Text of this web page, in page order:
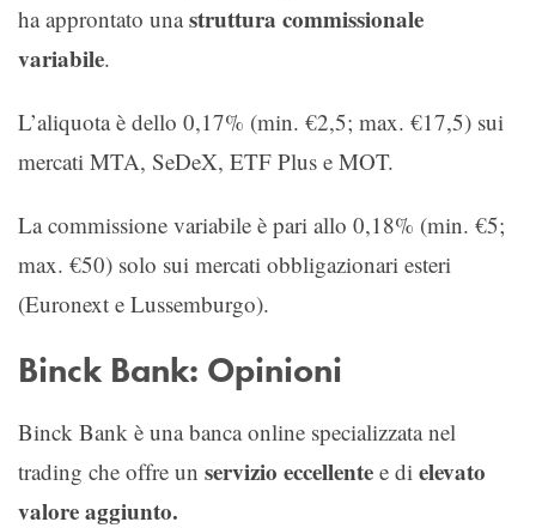
ha approntato unastruttura commissionale
variabile.
L’aliquota è dello 0,17% (min. €2,5; max. €17,5) sui
mercati MTA, SeDeX, ETF Plus e MOT.
La commissione variabile è pari allo 0,18% (min. €5;
max. €50) solo sui mercati obbligazionari esteri
(Euronext e Lussemburgo).
Binck Bank: Opinioni
Binck Bank è una banca online specializzata nel
trading che offre un servizio eccellente e di elevato
valore aggiunto.